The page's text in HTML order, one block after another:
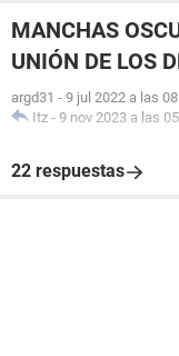
MANCHAS
UNIÓN DE LOS
argd31 - 9 jul 2022 a las
Itz - 9 nov 2023 a las
22 respuestas